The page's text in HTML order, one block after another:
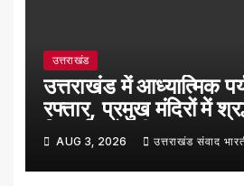
उत्तराखंड
उत्तराखंड में आध्यात्मिक
रफ्तार, प्रमुख मंदिरों में
रिकॉर्ड बढ़ोतरी
AUG 3, 2026 उत्तराखंड संवाद